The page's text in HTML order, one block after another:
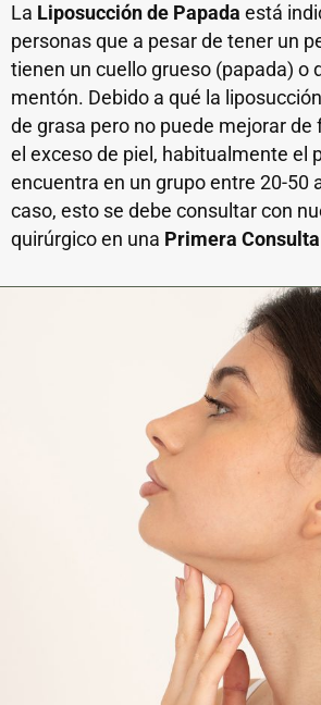
La Liposucción de Papada está
personas que a pesar de tener un
tienen un cuello grueso (papada) o
mentón. Debido a qué la
de grasa pero no puede mejorar
el exceso de piel, habitualmente el
encuentra en un grupo entre 20-50
caso, esto se debe consultar con
quirúrgico en una Primera